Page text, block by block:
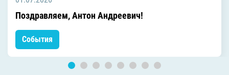
Поздравляем, Антон Андреевич!
События